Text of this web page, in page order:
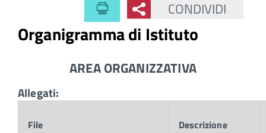
CONDIVIDI
Organigramma di Istituto
AREA ORGANIZZATIVA
Allegati:
File Descrizione